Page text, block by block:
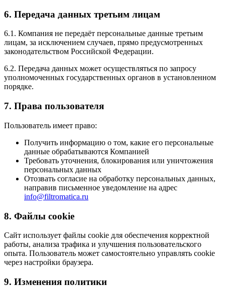
6. Передача данных третьим лицам
6.1. Компания не передаёт персональные данные третьим
лицам, за исключением случаев, прямо предусмотренных
законодательством Российской Федерации.
6.2. Передача данных может осуществляться по запросу
уполномоченных государственных органов в установленном
порядке.
7. Права пользователя
Пользователь имеет право:
Получить информацию о том, какие его персональные
данные обрабатываются Компанией
Требовать уточнения, блокирования или уничтожения
персональных данных
Отозвать согласие на обработку персональных данных,
направив письменное уведомление на адрес
info@filtromatica.ru
8. Файлы cookie
Сайт использует файлы cookie для обеспечения корректной
работы, анализа трафика и улучшения пользовательского
опыта. Пользователь может самостоятельно управлять cookie
через настройки браузера.
9. Изменения политики